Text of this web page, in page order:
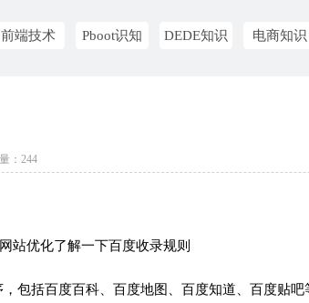
前端技术 Pboot识知 DEDE知识 电商知识
： 244
包括百度百科、百度地图、百度知道、百度贴